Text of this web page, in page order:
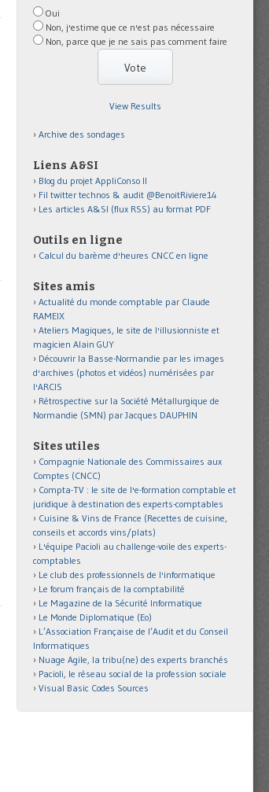
Oui
Non, j'estime que ce n'est pas nécessaire
Non, parce que je ne sais pas comment faire
View Results
Archive des sondages
Liens A&SI
Blog du projet AppliConso II
Fil twitter technos & audit @BenoitRiviere14
Les articles A&SI (flux RSS) au format PDF
Outils en ligne
Calcul du barème d'heures CNCC en ligne
Sites amis
Actualité du monde comptable par Claude
RAMEIX
Ateliers Magiques, le site de l'illusionniste et
magicien Alain GUY
Découvrir la Basse-Normandie par les images
d'archives (photos et vidéos) numérisées par
l'ARCIS
Rétrospective sur la Société Métallurgique de
Normandie (SMN) par Jacques DAUPHIN
Sites utiles
Compagnie Nationale des Commissaires aux
Comptes (CNCC)
Compta-TV : le site de l'e-formation comptable et
juridique à destination des experts-comptables
Cuisine & Vins de France (Recettes de cuisine,
conseils et accords vins/plats)
L'équipe Pacioli au challenge-voile des experts-
comptables
Le club des professionnels de l'informatique
Le forum français de la comptabilité
Le Magazine de la Sécurité Informatique
Le Monde Diplomatique (Eo)
L’Association Française de l’Audit et du Conseil
Informatiques
Nuage Agile, la tribu(ne) des experts branchés
Pacioli, le réseau social de la profession sociale
Visual Basic Codes Sources